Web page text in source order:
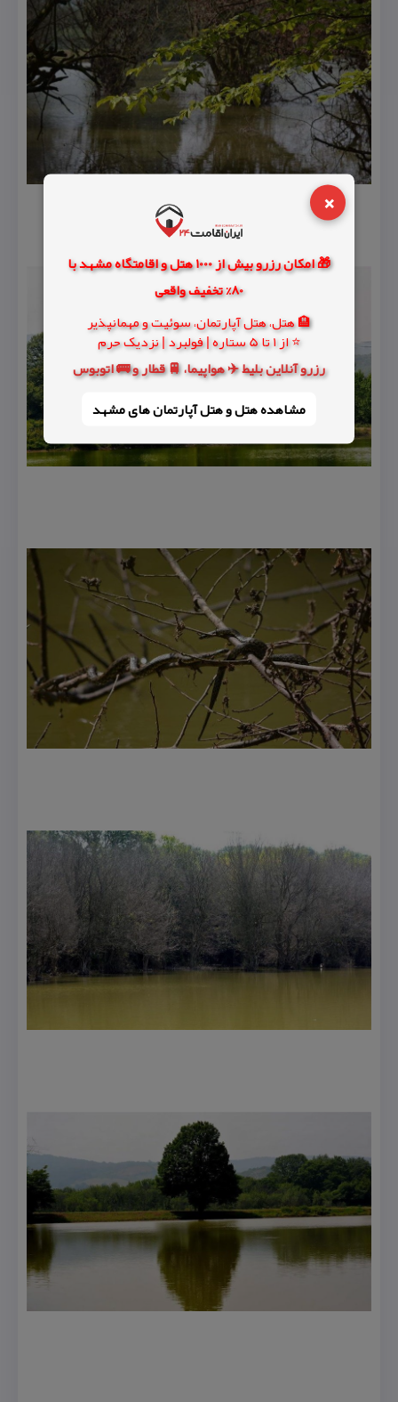
×
🎁 امکان رزرو بیش از 1000 هتل و اقامتگاه مشهد با
80% تخفیف واقعی
🏨 هتل، هتل آپارتمان، سوئیت و مهمانپذیر
⭐ از 1 تا 5 ستاره | فولبرد | نزدیک حرم
رزرو آنلاین بلیط ✈️ هواپیما، 🚆 قطار و 🚌 اتوبوس
مشاهده هتل و هتل‌ آپارتمان های مشهد